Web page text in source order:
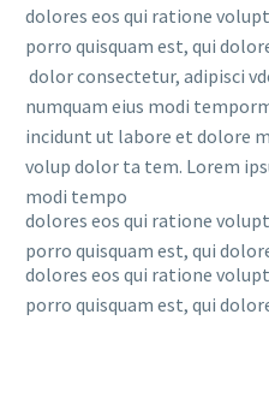
dolores eos qui ratione
porro quisquam est, qui
dolor consectetur, adipisci
numquam eius modi
incidunt ut labore et dolore
volup dolor ta tem. Lorem
modi tempo
dolores eos qui ratione
porro quisquam est, qui
dolores eos qui ratione
porro quisquam est, qui